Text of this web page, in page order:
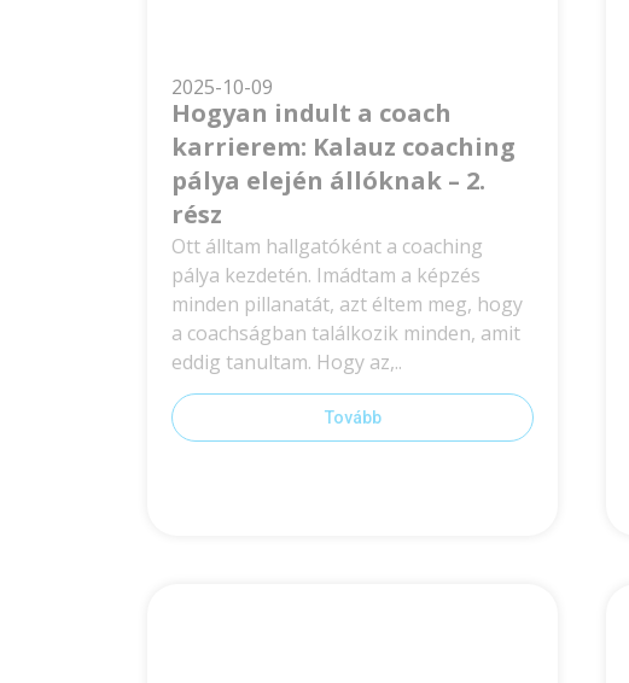
2025-10-09
Hogyan indult a coach
karrierem: Kalauz coaching
pálya elején állóknak – 2.
rész
Ott álltam hallgatóként a coaching
pálya kezdetén. Imádtam a képzés
minden pillanatát, azt éltem meg, hogy
a coachságban találkozik minden, amit
eddig tanultam. Hogy az,..
Tovább